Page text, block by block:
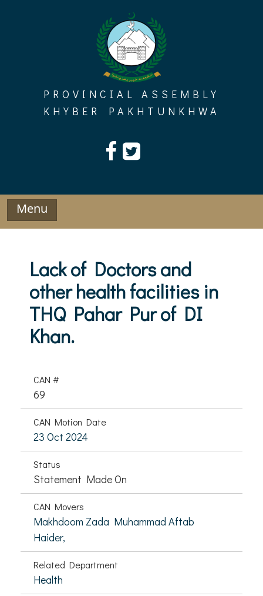
PROVINCIAL ASSEMBLY
KHYBER PAKHTUNKHWA
Menu
Lack of Doctors and
other health facilities in
THQ Pahar Pur of DI
Khan.
CAN #
69
CAN Motion Date
23 Oct 2024
Status
Statement Made On
CAN Movers
Makhdoom Zada Muhammad Aftab
Haider,
Related Department
Health